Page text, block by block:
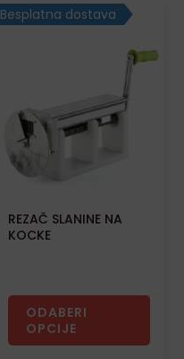
Besplatna dostava
REZAČ SLANINE NA
KOCKE
ODABERI
OPCIJE
ima